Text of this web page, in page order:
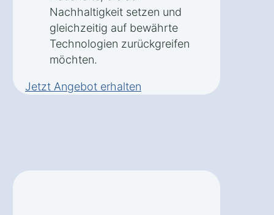
Nachhaltigkeit setzen und
gleichzeitig auf bewährte
Technologien zurückgreifen
möchten.
Jetzt Angebot erhalten